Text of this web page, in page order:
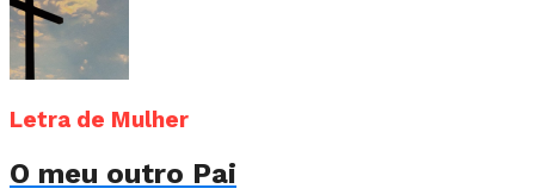
Letra de Mulher
O meu outro Pai